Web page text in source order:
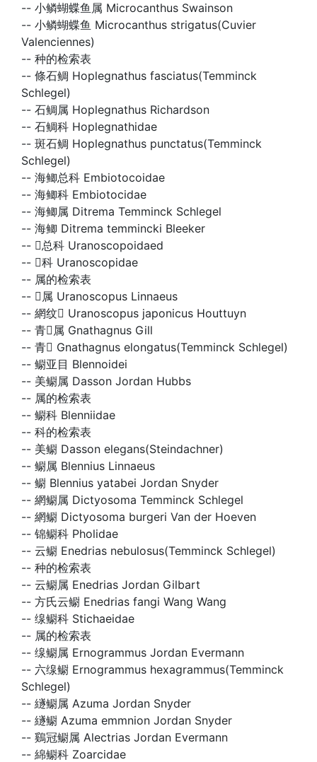
-- 小鳞蝴蝶鱼属 Microcanthus Swainson
-- 小鳞蝴蝶鱼 Microcanthus strigatus(Cuvier
Valenciennes)
-- 种的检索表
-- 條石鲷 Hoplegnathus fasciatus(Temminck
Schlegel)
-- 石鲷属 Hoplegnathus Richardson
-- 石鲷科 Hoplegnathidae
-- 斑石鲷 Hoplegnathus punctatus(Temminck
Schlegel)
-- 海鲫总科 Embiotocoidae
-- 海鲫科 Embiotocidae
-- 海鲫属 Ditrema Temminck Schlegel
-- 海鲫 Ditrema temmincki Bleeker
-- 总科 Uranoscopoidaed
-- 科 Uranoscopidae
-- 属的检索表
-- 属 Uranoscopus Linnaeus
-- 網纹 Uranoscopus japonicus Houttuyn
-- 青属 Gnathagnus Gill
-- 青 Gnathagnus elongatus(Temminck Schlegel)
-- 鳚亚目 Blennoidei
-- 美鳚属 Dasson Jordan Hubbs
-- 属的检索表
-- 鳚科 Blenniidae
-- 科的检索表
-- 美鳚 Dasson elegans(Steindachner)
-- 鳚属 Blennius Linnaeus
-- 鳚 Blennius yatabei Jordan Snyder
-- 網鳚属 Dictyosoma Temminck Schlegel
-- 網鳚 Dictyosoma burgeri Van der Hoeven
-- 锦鳚科 Pholidae
-- 云鳚 Enedrias nebulosus(Temminck Schlegel)
-- 种的检索表
-- 云鳚属 Enedrias Jordan Gilbart
-- 方氏云鳚 Enedrias fangi Wang Wang
-- 缐鳚科 Stichaeidae
-- 属的检索表
-- 缐鳚属 Ernogrammus Jordan Evermann
-- 六缐鳚 Ernogrammus hexagrammus(Temminck
Schlegel)
-- 繸鳚属 Azuma Jordan Snyder
-- 繸鳚 Azuma emmnion Jordan Snyder
-- 鷄冠鳚属 Alectrias Jordan Evermann
-- 綿鳚科 Zoarcidae